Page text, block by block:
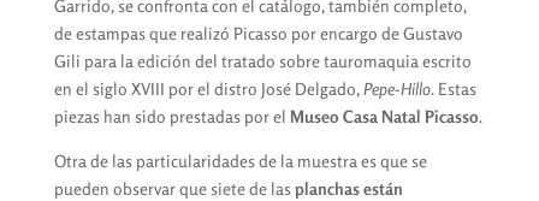
Garrido, se confronta con el catálogo, también completo,
de estampas que realizó Picasso por encargo de Gustavo
Gili para la edición del tratado sobre tauromaquia escrito
en el siglo XVIII por el distro José Delgado,Pepe-Hillo. Estas
piezas han sido prestadas por el Museo Casa Natal Picasso.
Otra de las particularidades de la muestra es que se
pueden observar que siete de lasplanchas están